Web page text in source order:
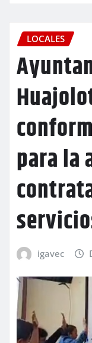
LOCALES
para la
igavec